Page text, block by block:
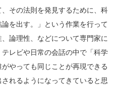
その法則を発見するために、科
を出す。」という作業を行って
論理性、などについて専門家に
レビや日常の会話の中で「科学
やっても同じことが再現できる
れるようになってきていると思